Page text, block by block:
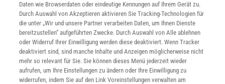
INFO
Mediadaten
Datenschutz
Nutzungsbedingungen
Cookie-Einstellungen
Utiq verwalten
Nutzungsbasierte Onlinewerbung
Daten wie Browserdaten oder eindeutige Kennungen auf Ihrem Gerät zu.
Durch Auswahl von Akzeptieren aktivieren Sie Tracking-Technologien für
die unter „Wir und unsere Partner verarbeiten Daten, um Ihnen Dienste
bereitzustellen“ aufgeführten Zwecke. Durch Auswahl von Alle ablehnen
oder Widerruf Ihrer Einwilligung werden diese deaktiviert. Wenn Tracker
deaktiviert sind, sind manche Inhalte und Anzeigen möglicherweise nicht
mehr so relevant für Sie. Sie können dieses Menü jederzeit wieder
aufrufen, um Ihre Einstellungen zu ändern oder Ihre Einwilligung zu
widerrufen, indem Sie auf den Link Voreinstellungen verwalten am